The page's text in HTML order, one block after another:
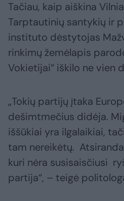
Tačiau, kaip aiškina
Tarptautinių santykių ir
instituto dėstytojas
rinkimų žemėlapis
Vokietijai“ iškilo ne vien
„Tokių partijų įtaka
dešimtmečius didėja.
iššūkiai yra ilgalaikiai,
tam nereikėtų.
kuri nėra susisaisčiusi
partija“, – teigė